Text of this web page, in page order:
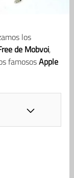
los
de Mobvoi,
famososApple